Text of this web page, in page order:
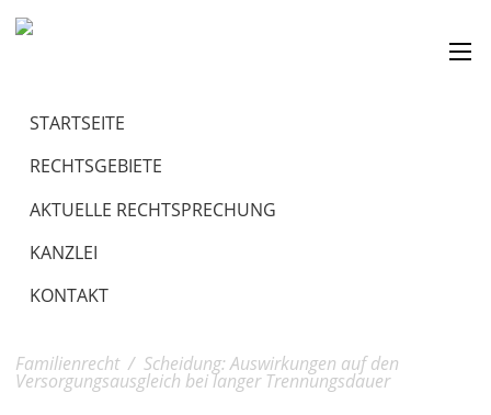
STARTSEITE
RECHTSGEBIETE
AKTUELLE RECHTSPRECHUNG
KANZLEI
KONTAKT
Familienrecht / Scheidung: Auswirkungen auf den
Versorgungsausgleich bei langer Trennungsdauer